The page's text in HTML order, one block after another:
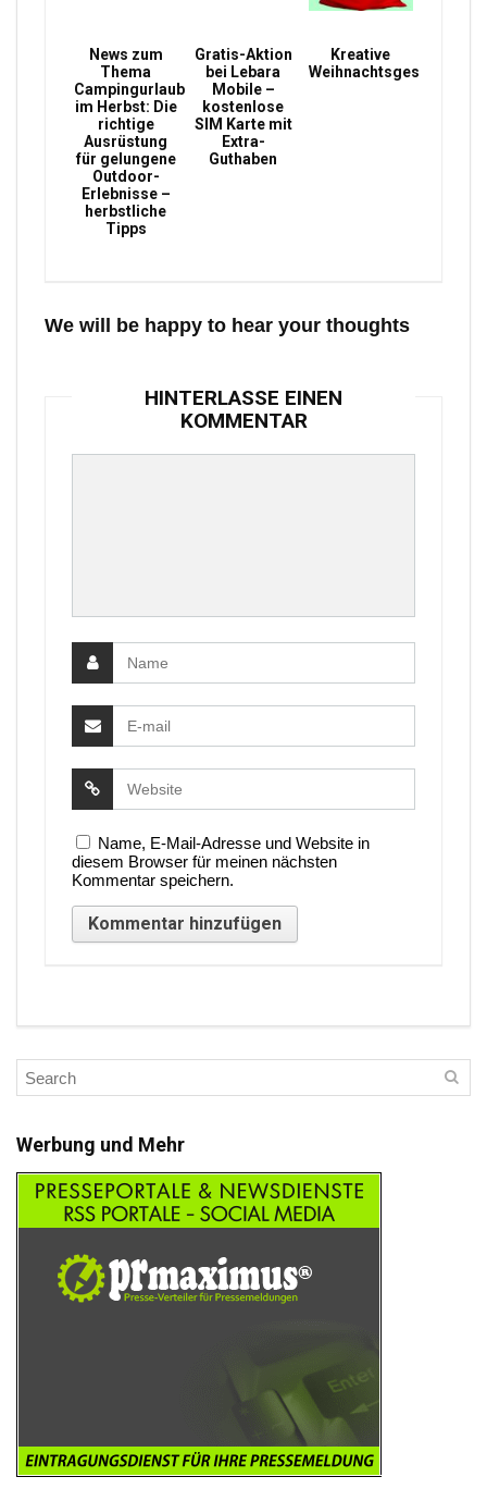
News zum
Thema
Campingurlaub
im Herbst: Die
richtige
Ausrüstung
für gelungene
Outdoor-
Erlebnisse –
herbstliche
Tipps
Gratis-Aktion
bei Lebara
Mobile –
kostenlose
SIM Karte mit
Extra-
Guthaben
Kreative
Weihnachtsgeschenke
We will be happy to hear your thoughts
HINTERLASSE EINEN
KOMMENTAR
Name, E-Mail-Adresse und Website in
diesem Browser für meinen nächsten
Kommentar speichern.
Werbung und Mehr